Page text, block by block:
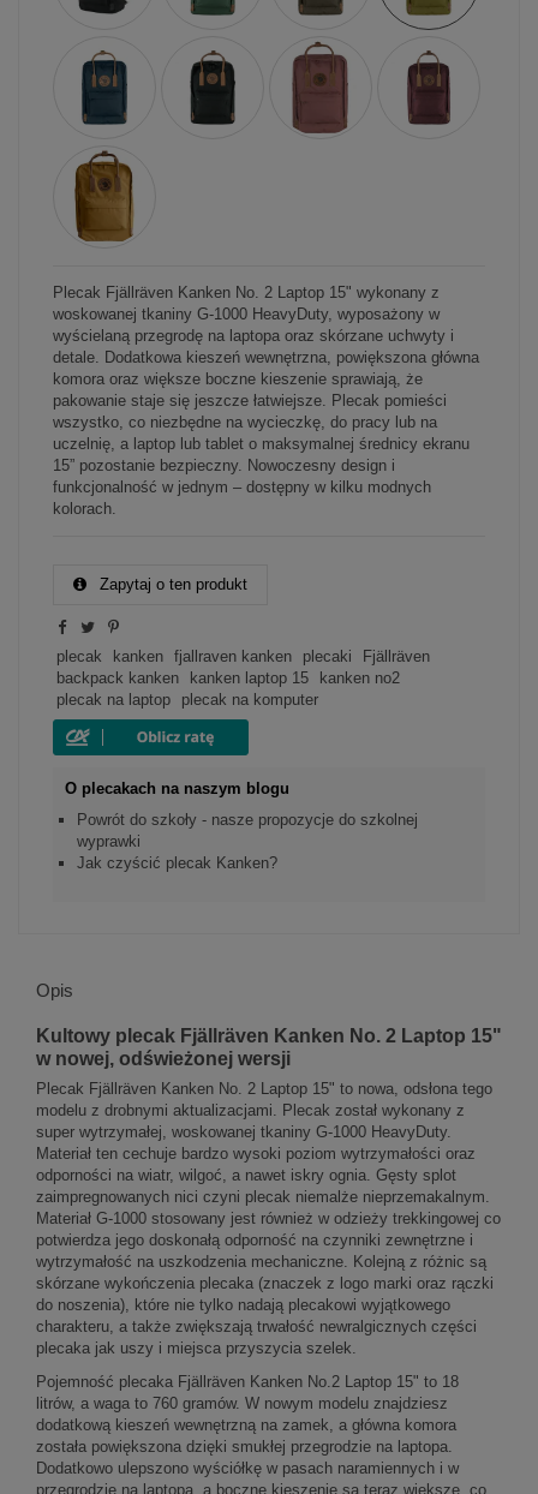
Plecak Fjällräven Kanken No. 2 Laptop 15" wykonany z
woskowanej tkaniny G-1000 HeavyDuty, wyposażony w
wyścielaną przegrodę na laptopa oraz skórzane uchwyty i
detale. Dodatkowa kieszeń wewnętrzna, powiększona główna
komora oraz większe boczne kieszenie sprawiają, że
pakowanie staje się jeszcze łatwiejsze. Plecak pomieści
wszystko, co niezbędne na wycieczkę, do pracy lub na
uczelnię, a laptop lub tablet o maksymalnej średnicy ekranu
15” pozostanie bezpieczny. Nowoczesny design i
funkcjonalność w jednym – dostępny w kilku modnych
kolorach.
Zapytaj o ten produkt
plecak kanken fjallraven kanken plecaki
Fjällräven
backpack kanken
kanken laptop 15
kanken no2
plecak na laptop
plecak na komputer
O plecakach na naszym blogu
Powrót do szkoły - nasze propozycje do szkolnej
wyprawki
Jak czyścić plecak Kanken?
Opis
Kultowy plecak Fjällräven Kanken No. 2 Laptop 15"
w nowej, odświeżonej wersji
Plecak Fjällräven Kanken No. 2 Laptop 15" to nowa, odsłona tego
modelu z drobnymi aktualizacjami. Plecak został wykonany z
super wytrzymałej, woskowanej tkaniny G-1000 HeavyDuty.
Materiał ten cechuje bardzo wysoki poziom wytrzymałości oraz
odporności na wiatr, wilgoć, a nawet iskry ognia. Gęsty splot
zaimpregnowanych nici czyni plecak niemalże nieprzemakalnym.
Materiał G-1000 stosowany jest również w odzieży trekkingowej co
potwierdza jego doskonałą odporność na czynniki zewnętrzne i
wytrzymałość na uszkodzenia mechaniczne. Kolejną z różnic są
skórzane wykończenia plecaka (znaczek z logo marki oraz rączki
do noszenia), które nie tylko nadają plecakowi wyjątkowego
charakteru, a także zwiększają trwałość newralgicznych części
plecaka jak uszy i miejsca przyszycia szelek.
Pojemność plecaka Fjällräven Kanken No.2 Laptop 15" to 18
litrów, a waga to 760 gramów. W nowym modelu znajdziesz
dodatkową kieszeń wewnętrzną na zamek, a główna komora
została powiększona dzięki smukłej przegrodzie na laptopa.
Dodatkowo ulepszono wyściółkę w pasach naramiennych i w
przegrodzie na laptopa, a boczne kieszenie są teraz większe, co